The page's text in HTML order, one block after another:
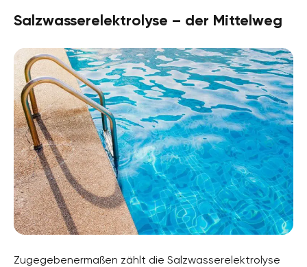
Salzwasserelektrolyse – der Mittelweg
Zugegebenermaßen zählt die Salzwasserelektrolyse